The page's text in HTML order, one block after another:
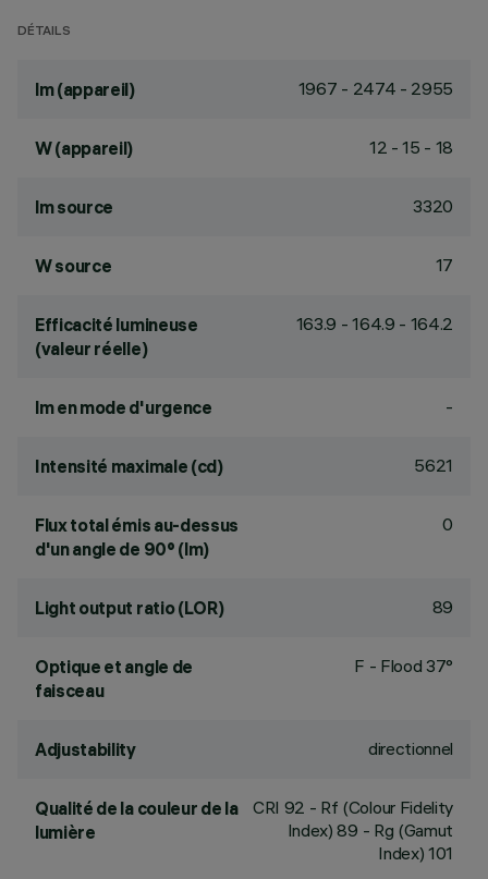
DÉTAILS
lm (appareil) 1967 - 2474 - 2955
W (appareil) 12 - 15 - 18
lm source 3320
W source 17
Efficacité lumineuse
(valeur réelle)
163.9 - 164.9 - 164.2
lm en mode d'urgence -
Intensité maximale (cd) 5621
Flux total émis au-dessus
d'un angle de 90° (lm)
0
Light output ratio (LOR) 89
Optique et angle de
faisceau
F - Flood 37°
Adjustability directionnel
Qualité de la couleur de la
lumière
CRI 92 - Rf (Colour Fidelity
Index) 89 - Rg (Gamut
Index) 101